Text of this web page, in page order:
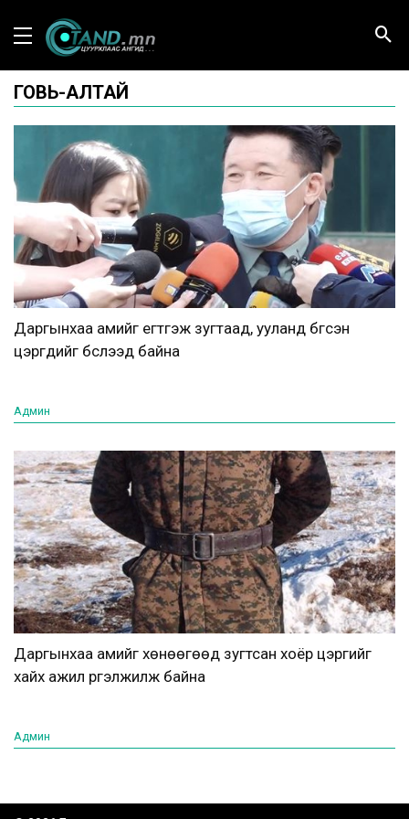
ГОВЬ-АЛТАЙ
Даргынхаа амийг егүүтгэж зугтаад, ууланд бүгсэн
цэргүүдийг бүслээд байна
Админ
Даргынхаа амийг хөнөөгөөд зугтсан хоёр цэргийг
хайх ажил үргэлжилж байна
Админ